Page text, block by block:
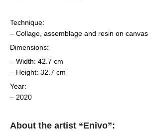
Technique:
– Collage, assemblage and resin on canvas
Dimensions:
– Width: 42.7 cm
– Height: 32.7 cm
Year:
– 2020
About the artist “Enivo”: